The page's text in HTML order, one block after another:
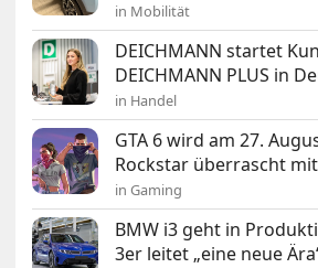
in Mobilität
DEICHMANN startet
DEICHMANN PLUS in
in Handel
GTA 6 wird am 27.
Rockstar überrascht
in Gaming
BMW i3 geht in
3er leitet „eine neue